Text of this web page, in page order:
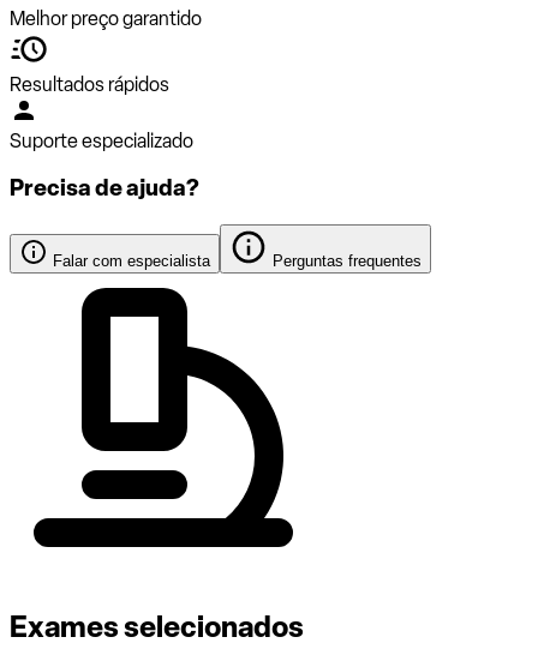
Melhor preço garantido
Resultados rápidos
Suporte especializado
Precisa de ajuda?
Falar com especialista Perguntas frequentes
Exames selecionados